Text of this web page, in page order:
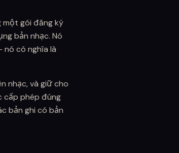
một gói đăng ký
bản nhạc. Nó
nó có nghĩa là
nhạc, và giữ cho
cấp phép đúng
bản ghi có bản